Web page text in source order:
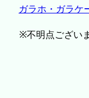
ガラホ・ガラケ
※不明点ござい